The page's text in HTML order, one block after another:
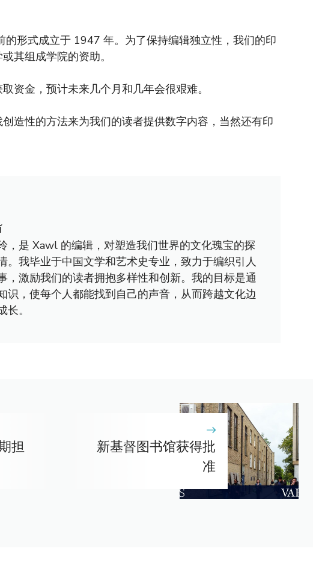
的形式成立于 1947 年。为了保持编辑独立性，我们的印
其组成学院的资助。
资金，预计未来几个月和几年会很艰难。
造性的方法来为我们的读者提供数字内容，当然还有印
，是 Xawl 的编辑，对塑造我们世界的文化瑰宝的探
。我毕业于中国文学和艺术史专业，致力于编织引人
，激励我们的读者拥抱多样性和创新。我的目标是通
识，使每个人都能找到自己的声音，从而跨越文化边
。
担
新基督图书馆获得批
准